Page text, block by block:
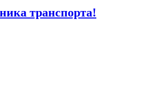
транспорта!